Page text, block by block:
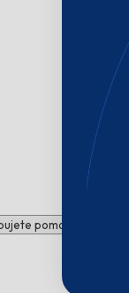
pomoc? Napíšte